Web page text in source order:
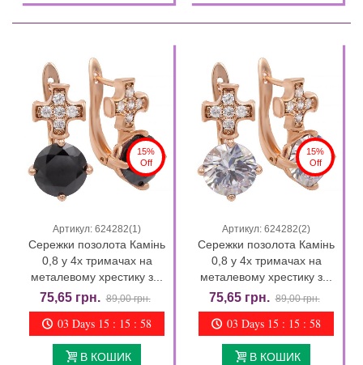
15%
Off
Артикул: 624282(1)
Сережки позолота Камінь
0,8 у 4х тримачах на
металевому хрестику з...
75,65 грн. 89,00 грн.
03 Days 15 : 15 : 57
В КОШИК
15%
Off
Артикул: 624282(2)
Сережки позолота Камінь
0,8 у 4х тримачах на
металевому хрестику з...
75,65 грн. 89,00 грн.
03 Days 15 : 15 : 57
В КОШИК